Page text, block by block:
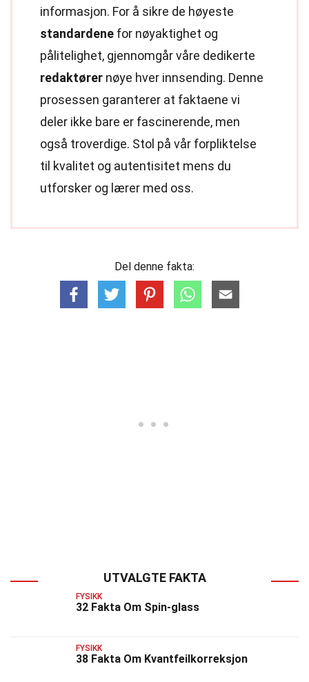
informasjon. For å sikre de høyeste
standardene for nøyaktighet og
pålitelighet, gjennomgår våre dedikerte
redaktører nøye hver innsending. Denne
prosessen garanterer at faktaene vi
deler ikke bare er fascinerende, men
også troverdige. Stol på vår forpliktelse
til kvalitet og autentisitet mens du
utforsker og lærer med oss.
Del denne fakta:
UTVALGTE FAKTA
FYSIKK
32 Fakta Om Spin-glass
FYSIKK
38 Fakta Om Kvantfeilkorreksjon